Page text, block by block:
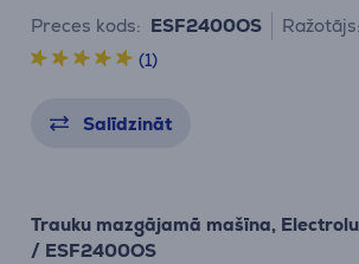
Preces kods: ESF2400OS Ražotājs:
(1)
Salīdzināt
Trauku mazgājamā mašīna,
/ ESF2400OS